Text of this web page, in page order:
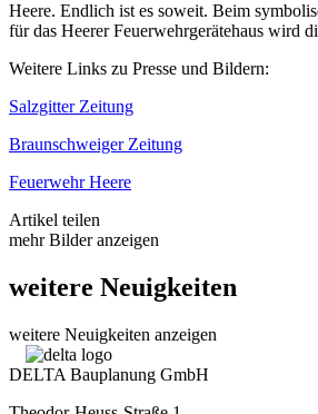
Heere. Endlich ist es soweit. Beim
für das Heerer Feuerwehrgerätehaus wird
Weitere Links zu Presse und Bildern:
Salzgitter Zeitung
Braunschweiger Zeitung
Feuerwehr Heere
Artikel teilen
mehr Bilder anzeigen
weitere Neuigkeiten
weitere Neuigkeiten anzeigen
DELTA Bauplanung GmbH